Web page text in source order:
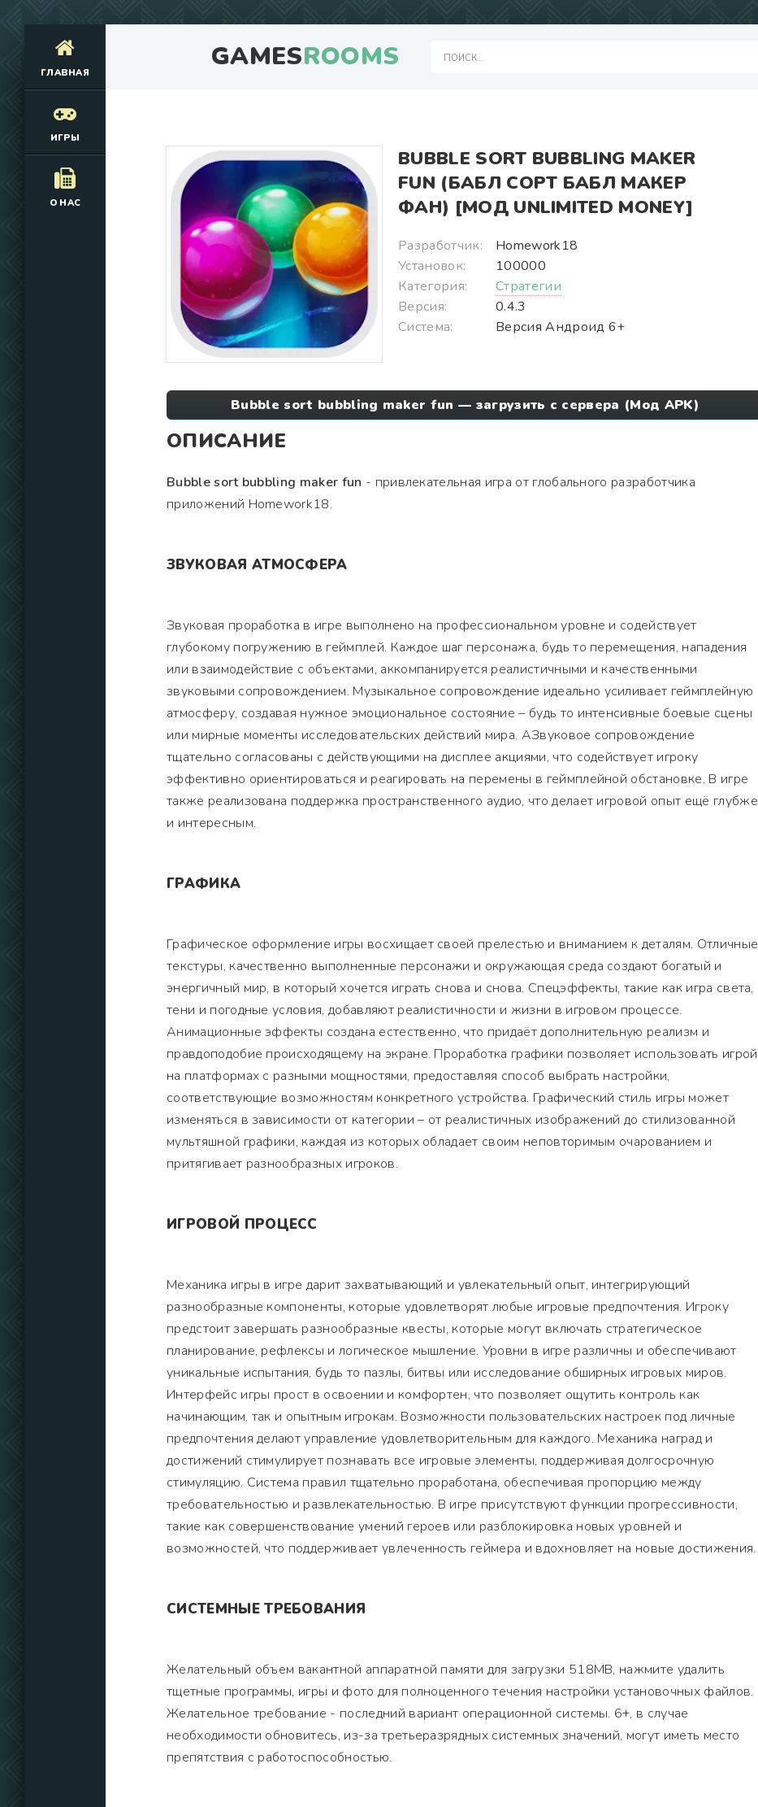
GAMESROOMS
ГЛАВНАЯ
ИГРЫ
О НАС
BUBBLE SORT BUBBLING MAKER
FUN (БАБЛ СОРТ БАБЛ МАКЕР
ФАН) [МОД UNLIMITED MONEY]
Разработчик:
Homework18
Установок:
100000
Категория:
Стратегии
Версия:
0.4.3
Система:
Версия Андроид 6+
Bubble sort bubbling maker fun — загрузить с сервера (Мод APK)
ОПИСАНИЕ
Bubble sort bubbling maker fun - привлекательная игра от глобального разработчика
приложений Homework18.
ЗВУКОВАЯ АТМОСФЕРА
Звуковая проработка в игре выполнено на профессиональном уровне и содействует
глубокому погружению в геймплей. Каждое шаг персонажа, будь то перемещения, нападения
или взаимодействие с объектами, аккомпанируется реалистичными и качественными
звуковыми сопровождением. Музыкальное сопровождение идеально усиливает геймплейную
атмосферу, создавая нужное эмоциональное состояние – будь то интенсивные боевые сцены
или мирные моменты исследовательских действий мира. АЗвуковое сопровождение
тщательно согласованы с действующими на дисплее акциями, что содействует игроку
эффективно ориентироваться и реагировать на перемены в геймплейной обстановке. В игре
также реализована поддержка пространственного аудио, что делает игровой опыт ещё глубже
и интересным.
ГРАФИКА
Графическое оформление игры восхищает своей прелестью и вниманием к деталям. Отличные
текстуры, качественно выполненные персонажи и окружающая среда создают богатый и
энергичный мир, в который хочется играть снова и снова. Спецэффекты, такие как игра света,
тени и погодные условия, добавляют реалистичности и жизни в игровом процессе.
Анимационные эффекты создана естественно, что придаёт дополнительную реализм и
правдоподобие происходящему на экране. Проработка графики позволяет использовать игрой
на платформах с разными мощностями, предоставляя способ выбрать настройки,
соответствующие возможностям конкретного устройства. Графический стиль игры может
изменяться в зависимости от категории – от реалистичных изображений до стилизованной
мультяшной графики, каждая из которых обладает своим неповторимым очарованием и
притягивает разнообразных игроков.
ИГРОВОЙ ПРОЦЕСС
Механика игры в игре дарит захватывающий и увлекательный опыт, интегрирующий
разнообразные компоненты, которые удовлетворят любые игровые предпочтения. Игроку
предстоит завершать разнообразные квесты, которые могут включать стратегическое
планирование, рефлексы и логическое мышление. Уровни в игре различны и обеспечивают
уникальные испытания, будь то пазлы, битвы или исследование обширных игровых миров.
Интерфейс игры прост в освоении и комфортен, что позволяет ощутить контроль как
начинающим, так и опытным игрокам. Возможности пользовательских настроек под личные
предпочтения делают управление удовлетворительным для каждого. Механика наград и
достижений стимулирует познавать все игровые элементы, поддерживая долгосрочную
стимуляцию. Система правил тщательно проработана, обеспечивая пропорцию между
требовательностью и развлекательностью. В игре присутствуют функции прогрессивности,
такие как совершенствование умений героев или разблокировка новых уровней и
возможностей, что поддерживает увлеченность геймера и вдохновляет на новые достижения.
СИСТЕМНЫЕ ТРЕБОВАНИЯ
Желательный объем вакантной аппаратной памяти для загрузки 518MB, нажмите удалить
тщетные программы, игры и фото для полноценного течения настройки установочных файлов.
Желательное требование - последний вариант операционной системы. 6+, в случае
необходимости обновитесь, из-за третьеразрядных системных значений, могут иметь место
препятствия с работоспособностью.